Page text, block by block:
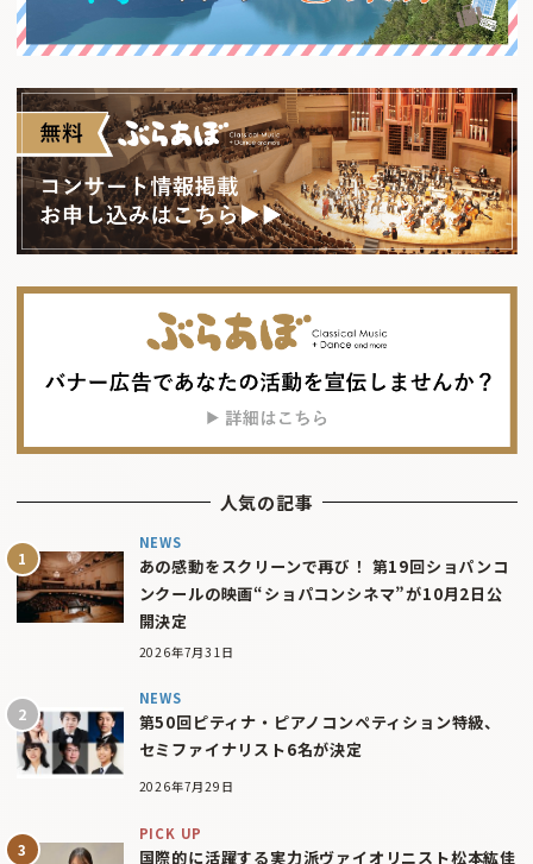
人気の記事
NEWS
あの感動をスクリーンで再び！ 第19回ショパンコ
ンクールの映画“ショパコンシネマ”が10月2日公
開決定
2026年7月31日
NEWS
第50回ピティナ・ピアノコンペティション特級、
セミファイナリスト6名が決定
2026年7月29日
PICK UP
国際的に活躍する実力派ヴァイオリニスト松本紘佳